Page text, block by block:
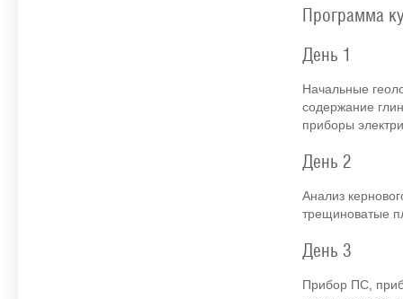
Программа
День 1
Начальные
содержание
приборы
День 2
Анализ
трещиноватые
День 3
Прибор ПС,